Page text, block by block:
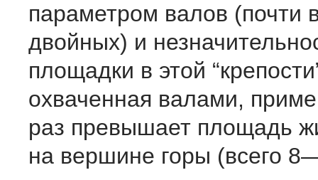
параметром валов (почти
двойных) и
площадки в этой
охваченная вала­ми,
раз превышает площадь
на вершине горы (всего